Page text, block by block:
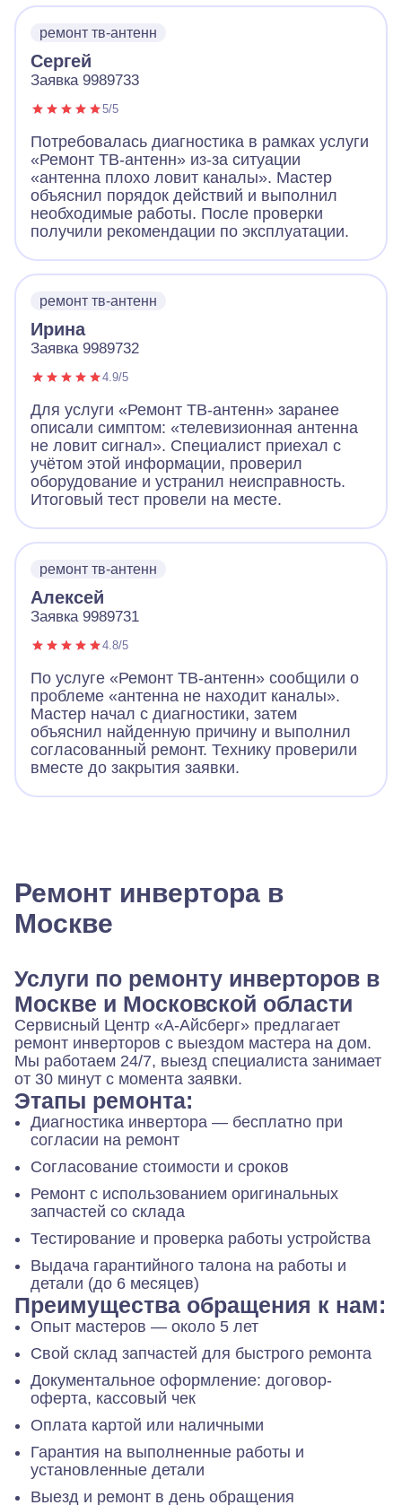
ремонт тв-антенн
Сергей
Заявка 9989733
5/5
Потребовалась диагностика в рамках услуги
«Ремонт ТВ-антенн» из-за ситуации
«антенна плохо ловит каналы». Мастер
объяснил порядок действий и выполнил
необходимые работы. После проверки
получили рекомендации по эксплуатации.
ремонт тв-антенн
Ирина
Заявка 9989732
4.9/5
Для услуги «Ремонт ТВ-антенн» заранее
описали симптом: «телевизионная антенна
не ловит сигнал». Специалист приехал с
учётом этой информации, проверил
оборудование и устранил неисправность.
Итоговый тест провели на месте.
ремонт тв-антенн
Алексей
Заявка 9989731
4.8/5
По услуге «Ремонт ТВ-антенн» сообщили о
проблеме «антенна не находит каналы».
Мастер начал с диагностики, затем
объяснил найденную причину и выполнил
согласованный ремонт. Технику проверили
вместе до закрытия заявки.
Ремонт инвертора в
Москве
Услуги по ремонту инверторов в
Москве и Московской области
Сервисный Центр «А-Айсберг» предлагает
ремонт инверторов с выездом мастера на дом.
Мы работаем 24/7, выезд специалиста занимает
от 30 минут с момента заявки.
Этапы ремонта:
Диагностика инвертора — бесплатно при
согласии на ремонт
Согласование стоимости и сроков
Ремонт с использованием оригинальных
запчастей со склада
Тестирование и проверка работы устройства
Выдача гарантийного талона на работы и
детали (до 6 месяцев)
Преимущества обращения к нам:
Опыт мастеров — около 5 лет
Свой склад запчастей для быстрого ремонта
Документальное оформление: договор-
оферта, кассовый чек
Оплата картой или наличными
Гарантия на выполненные работы и
установленные детали
Выезд и ремонт в день обращения